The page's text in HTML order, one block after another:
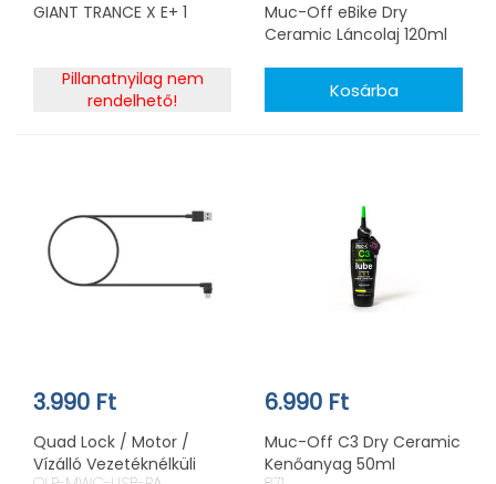
GIANT TRANCE X E+ 1
Pillanatnyilag nem
rendelhető!
Muc-Off eBike Dry
Ceramic Láncolaj 120ml
3.990 Ft
Quad Lock / Motor /
Vízálló Vezetéknélküli
6.990 Ft
Muc-Off C3 Dry Ceramic
Kenőanyag 50ml